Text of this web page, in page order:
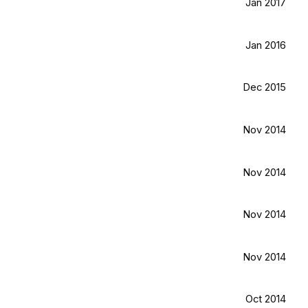
Jan 2017
Jan 2016
Dec 2015
Nov 2014
Nov 2014
Nov 2014
Nov 2014
Oct 2014